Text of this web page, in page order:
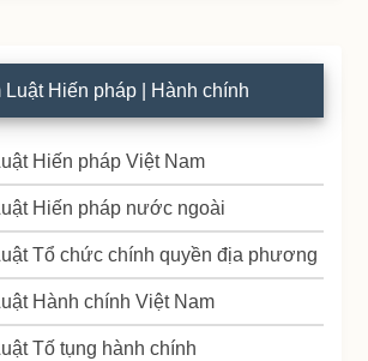
Luật Hiến pháp | Hành chính
Hiến pháp Việt Nam
Hiến pháp nước ngoài
Tổ chức chính quyền địa phương
Hành chính Việt Nam
Tố tụng hành chính